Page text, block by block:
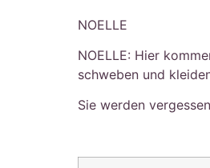
NOELLE
NOELLE: Hier
schweben und
Sie werden